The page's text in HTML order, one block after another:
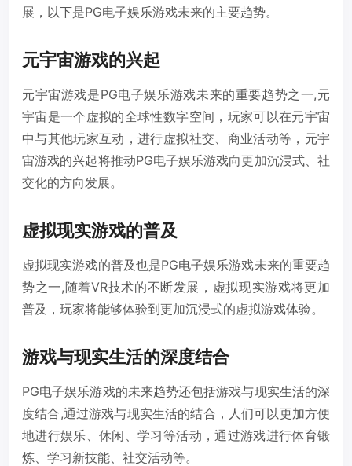
展，以下是PG电子娱乐游戏未来的主要趋势。
元宇宙游戏的兴起
元宇宙游戏是PG电子娱乐游戏未来的重要趋势之一,元
宇宙是一个虚拟的全球性数字空间，玩家可以在元宇宙
中与其他玩家互动，进行虚拟社交、商业活动等，元宇
宙游戏的兴起将推动PG电子娱乐游戏向更加沉浸式、社
交化的方向发展。
虚拟现实游戏的普及
虚拟现实游戏的普及也是PG电子娱乐游戏未来的重要趋
势之一,随着VR技术的不断发展，虚拟现实游戏将更加
普及，玩家将能够体验到更加沉浸式的虚拟游戏体验。
游戏与现实生活的深度结合
PG电子娱乐游戏的未来趋势还包括游戏与现实生活的深
度结合,通过游戏与现实生活的结合，人们可以更加方便
地进行娱乐、休闲、学习等活动，通过游戏进行体育锻
炼、学习新技能、社交活动等。